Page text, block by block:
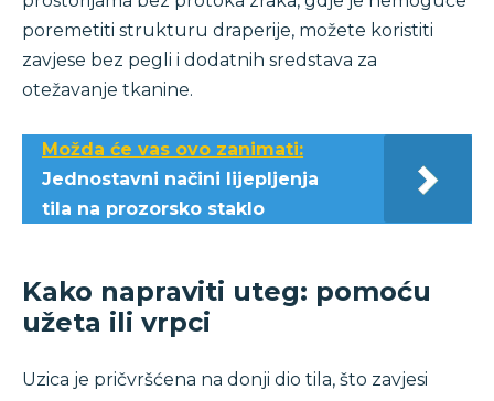
poremetiti strukturu draperije, možete koristiti
zavjese bez pegli i dodatnih sredstava za
otežavanje tkanine.
Možda će vas ovo zanimati:
Jednostavni načini lijepljenja
tila na prozorsko staklo
Kako napraviti uteg: pomoću
užeta ili vrpci
Uzica je pričvršćena na donji dio tila, što zavjesi